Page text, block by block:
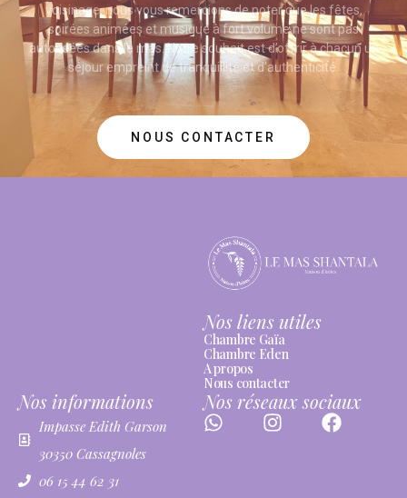
voisinage, nous vous remercions de noter que les fêtes,
soirées animées et musique à fort volume ne sont pas
autorisées dans le mas. Notre souhait est d’offrir à chacun un
séjour empreint de tranquillité et d’authenticité.
NOUS CONTACTER
Nos liens utiles
Chambre Gaïa
Chambre Eden
A propos
Nous contacter
Nos informations
Impasse Edith Garson
30350 Cassagnoles
06 15 44 62 31
Nos réseaux sociaux